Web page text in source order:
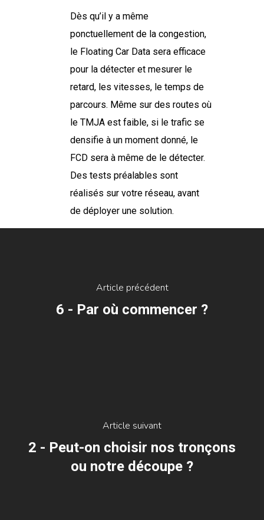
Dès qu’il y a même
ponctuellement de la congestion,
le Floating Car Data sera efficace
pour la détecter et mesurer le
retard, les vitesses, le temps de
parcours. Même sur des routes où
le TMJA est faible, si le trafic se
densifie à un moment donné, le
FCD sera à même de le détecter.
Des tests préalables sont
réalisés sur votre réseau, avant
de déployer une solution.
Article précédent
6 - Par où commencer ?
Article suivant
2 - Peut-on choisir nos tronçons
ou notre découpe ?